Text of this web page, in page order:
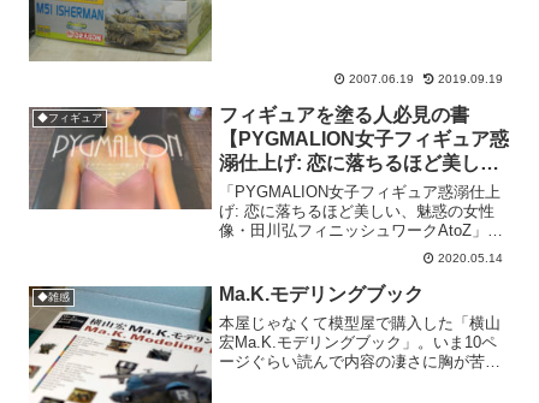
2007.06.19 2019.09.19
◆フィギュア
フィギュアを塗る人必見の書
【PYGMALION女子フィギュア惑
溺仕上げ: 恋に落ちるほど美し
い、魅惑の女性像・田川弘フィニ
ッシュワークAtoZ】
「PYGMALION女子フィギュア惑溺仕上
げ: 恋に落ちるほど美しい、魅惑の女性
像・田川弘フィニッシュワークAtoZ」っ
て長いタイトルの書籍。最近長いタイト
ルつけるの流行ってるのでしょうか？
一昨日届いて昨日全部読んで、いつもの
ことながら一...
2020.05.14
◆雑感 Ma.K.モデリングブック
本屋じゃなくて模型屋で購入した「横山
宏Ma.K.モデリングブック」。いま10ペ
ージぐらい読んで内容の凄さに胸が苦し